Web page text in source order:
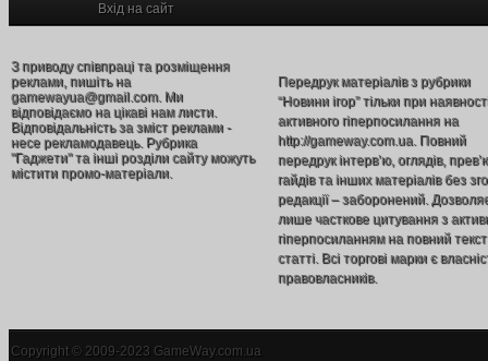
Вхід на сайт
З приводу співпраці та розміщення
реклами, пишіть на
gamewayua@gmail.com. Ми
відповідаємо на цікаві нам листи.
Відповідальність за зміст реклами -
несе рекламодавець. Рубрика
"Гаджети" та інші розділи сайту можуть
містити промо-матеріали.
Передрук матеріалів з рубрики
“Новини ігор” тільки при
активного гіперпосилання на
http://gameway.com.ua. Повний
передрук інтерв’ю, оглядів,
гайдів та інших матеріалів без
редакції – заборонений.
лише часткове цитування з
гіперпосиланням на повний текст
статті. Всі торгові марки є
правовласників.
Copyright © 2009-2023 GameWay.com.ua